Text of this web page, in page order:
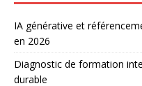
IA générative et
en 2026
Diagnostic de formation
durable